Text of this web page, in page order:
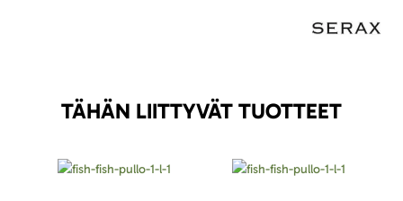
TÄHÄN LIITTYVÄT TUOTTEET